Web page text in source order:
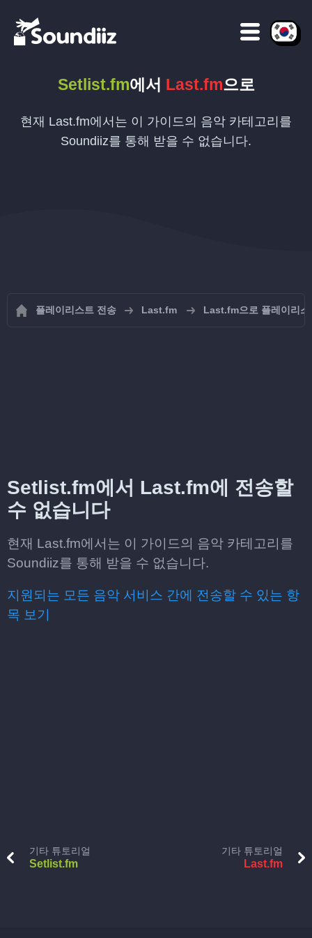
Setlist.fm에서 Last.fm으로
현재 Last.fm에서는 이 가이드의 음악 카테고리를
Soundiiz를 통해 받을 수 없습니다.
플레이리스트 전송 Last.fm Last.fm으로 플레이리스
Setlist.fm에서 Last.fm에 전송할
수 없습니다
현재 Last.fm에서는 이 가이드의 음악 카테고리를
Soundiiz를 통해 받을 수 없습니다.
지원되는 모든 음악 서비스 간에 전송할 수 있는 항
목 보기
기타 튜토리얼
Setlist.fm
기타 튜토리얼
Last.fm